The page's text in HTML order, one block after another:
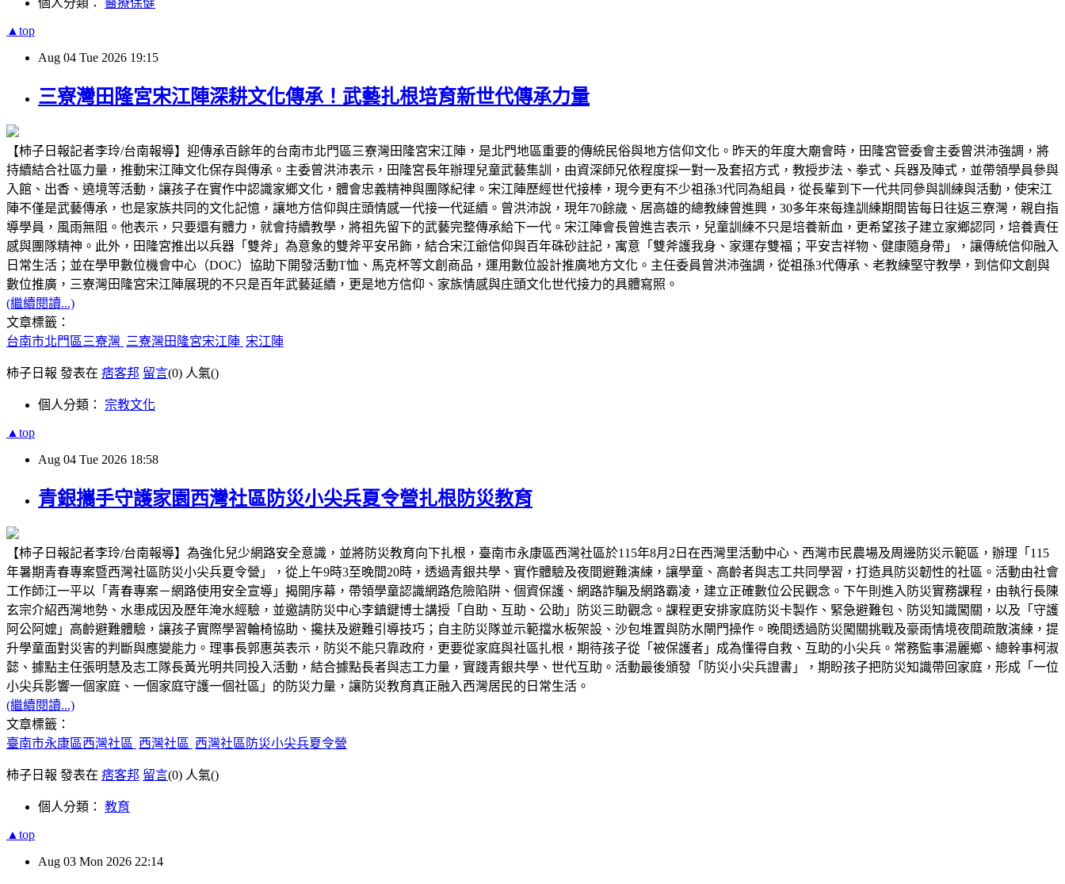
個人分類： 醫療保健
▲top
Aug 04 Tue 2026 19:15
三寮灣田隆宮宋江陣深耕文化傳承！武藝扎根培育新世代傳承力量
【柿子日報記者李玲/台南報導】迎傳承百餘年的台南市北門區三寮灣田隆宮宋江陣，是北門地區重要的傳統民俗與地方信仰文化。昨天的年度大廟會時，田隆宮管委會主委曾洪沛強調，將
持續結合社區力量，推動宋江陣文化保存與傳承。主委曾洪沛表示，田隆宮長年辦理兒童武藝集訓，由資深師兄依程度採一對一及套招方式，教授步法、拳式、兵器及陣式，並帶領學員參與
入館、出香、遶境等活動，讓孩子在實作中認識家鄉文化，體會忠義精神與團隊紀律。宋江陣歷經世代接棒，現今更有不少祖孫3代同為組員，從長輩到下一代共同參與訓練與活動，使宋江
陣不僅是武藝傳承，也是家族共同的文化記憶，讓地方信仰與庄頭情感一代接一代延續。曾洪沛說，現年70餘歲、居高雄的總教練曾進興，30多年來每逢訓練期間皆每日往返三寮灣，親自指
導學員，風雨無阻。他表示，只要還有體力，就會持續教學，將祖先留下的武藝完整傳承給下一代。宋江陣會長曾進吉表示，兒童訓練不只是培養新血，更希望孩子建立家鄉認同，培養責任
感與團隊精神。此外，田隆宮推出以兵器「雙斧」為意象的雙斧平安吊飾，結合宋江爺信仰與百年硃砂註記，寓意「雙斧護我身、家運存雙福；平安吉祥物、健康隨身帶」，讓傳統信仰融入
日常生活；並在學甲數位機會中心（DOC）協助下開發活動T恤、馬克杯等文創商品，運用數位設計推廣地方文化。主任委員曾洪沛強調，從祖孫3代傳承、老教練堅守教學，到信仰文創與
數位推廣，三寮灣田隆宮宋江陣展現的不只是百年武藝延續，更是地方信仰、家族情感與庄頭文化世代接力的具體寫照。
(繼續閱讀...)
文章標籤：
台南市北門區三寮灣 三寮灣田隆宮宋江陣 宋江陣
柿子日報 發表在 痞客邦 留言(0) 人氣()
個人分類： 宗教文化
▲top
Aug 04 Tue 2026 18:58
青銀攜手守護家園西灣社區防災小尖兵夏令營扎根防災教育
【柿子日報記者李玲/台南報導】為強化兒少網路安全意識，並將防災教育向下扎根，臺南市永康區西灣社區於115年8月2日在西灣里活動中心、西灣市民農場及周邊防災示範區，辦理「115
年暑期青春專案暨西灣社區防災小尖兵夏令營」，從上午9時3至晚間20時，透過青銀共學、實作體驗及夜間避難演練，讓學童、高齡者與志工共同學習，打造具防災韌性的社區。活動由社會
工作師江一平以「青春專案－網路使用安全宣導」揭開序幕，帶領學童認識網路危險陷阱、個資保護、網路詐騙及網路霸凌，建立正確數位公民觀念。下午則進入防災實務課程，由執行長陳
玄宗介紹西灣地勢、水患成因及歷年淹水經驗，並邀請防災中心李鎮鍵博士講授「自助、互助、公助」防災三助觀念。課程更安排家庭防災卡製作、緊急避難包、防災知識闖關，以及「守護
阿公阿嬤」高齡避難體驗，讓孩子實際學習輪椅協助、攙扶及避難引導技巧；自主防災隊並示範擋水板架設、沙包堆置與防水閘門操作。晚間透過防災闖關挑戰及豪雨情境夜間疏散演練，提
升學童面對災害的判斷與應變能力。理事長郭惠英表示，防災不能只靠政府，更要從家庭與社區扎根，期待孩子從「被保護者」成為懂得自救、互助的小尖兵。常務監事湯麗鄉、總幹事柯淑
懿、據點主任張明慧及志工隊長黃光明共同投入活動，結合據點長者與志工力量，實踐青銀共學、世代互助。活動最後頒發「防災小尖兵證書」，期盼孩子把防災知識帶回家庭，形成「一位
小尖兵影響一個家庭、一個家庭守護一個社區」的防災力量，讓防災教育真正融入西灣居民的日常生活。
(繼續閱讀...)
文章標籤：
臺南市永康區西灣社區 西灣社區 西灣社區防災小尖兵夏令營
柿子日報 發表在 痞客邦 留言(0) 人氣()
個人分類： 教育
▲top
Aug 03 Mon 2026 22:14